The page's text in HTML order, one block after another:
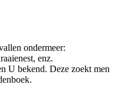
ondermeer:
enz.
U bekend. Deze zoekt men